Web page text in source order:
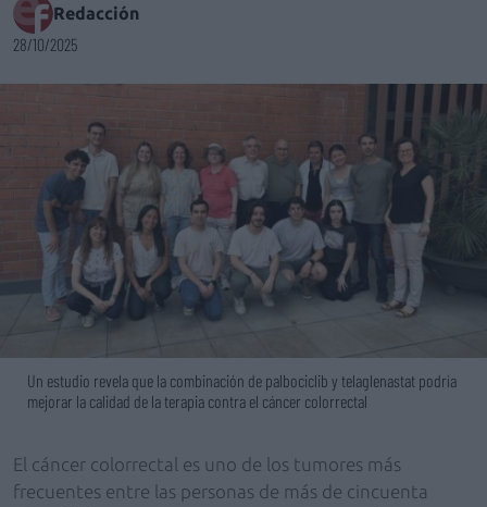
Redacción
28/10/2025
Un estudio revela que la combinación de palbociclib y telaglenastat podría
mejorar la calidad de la terapia contra el cáncer colorrectal
El cáncer colorrectal es uno de los tumores más
frecuentes entre las personas de más de cincuenta